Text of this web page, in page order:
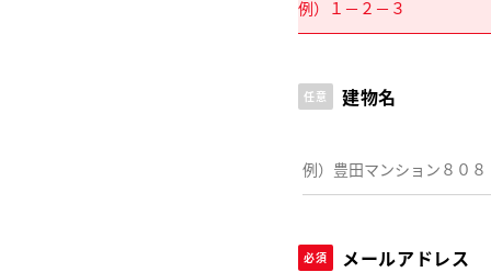
任意 建物名
必須 メールアドレス